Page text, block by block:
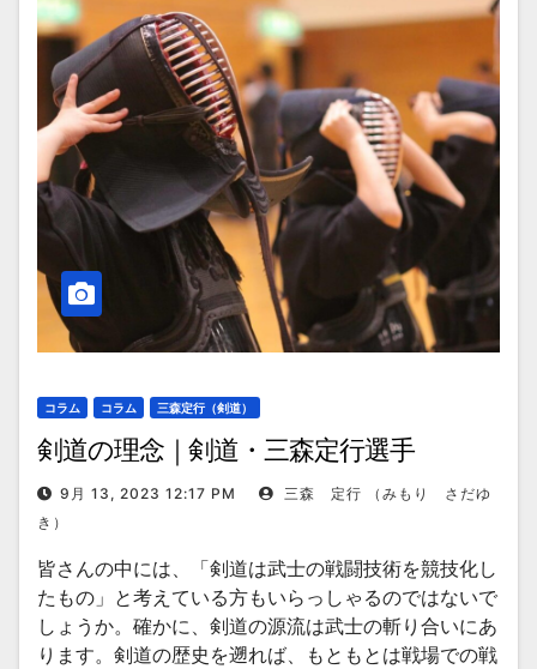
コラム コラム 三森定行（剣道）
剣道の理念｜剣道・三森定行選手
9月 13, 2023 12:17 PM
三森 定行 （みもり さだゆ
き）
皆さんの中には、「剣道は武士の戦闘技術を競技化し
たもの」と考えている方もいらっしゃるのではないで
しょうか。確かに、剣道の源流は武士の斬り合いにあ
ります。剣道の歴史を遡れば、もともとは戦場での戦